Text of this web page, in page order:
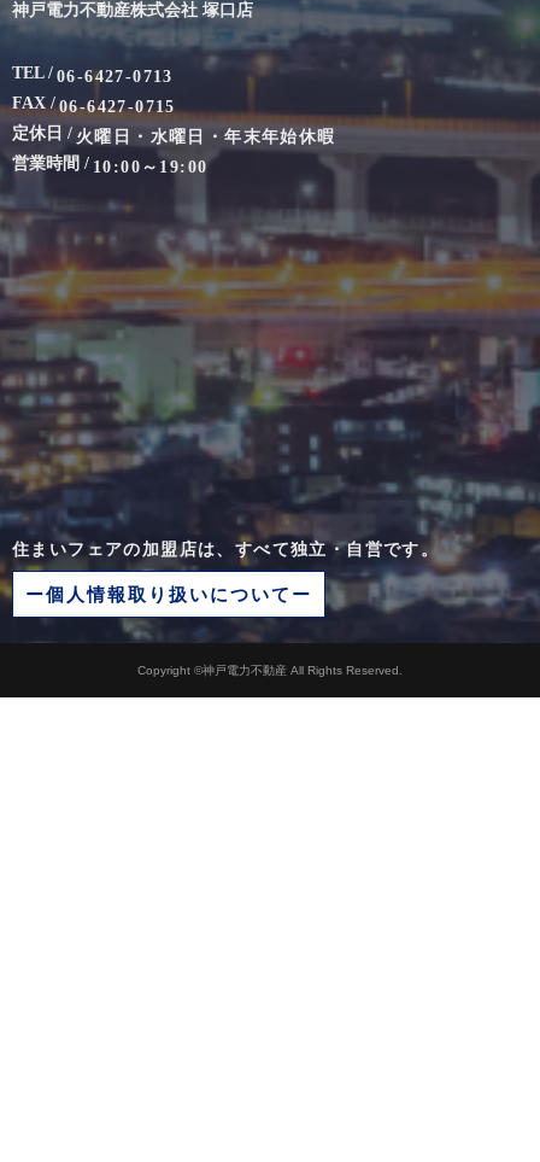
神戸電力不動産株式会社 塚口店
TEL / 06-6427-0713
FAX / 06-6427-0715
定休日 / 火曜日・水曜日・年末年始休暇
営業時間 / 10:00～19:00
住まいフェアの加盟店は、すべて独立・自営です。
ー個人情報取り扱いについてー
Copyright ©神戸電力不動産 All Rights Reserved.